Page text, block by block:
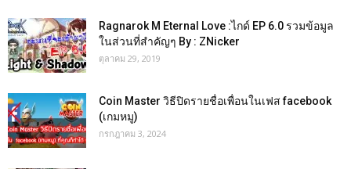
Ragnarok M Eternal Love :ไกด์ EP 6.0 รวมข้อมูล
ในส่วนที่สำคัญๆ By : ZNicker
ตุลาคม 29, 2019
Coin Master วิธีปิดรายชื่อเพื่อนในเฟส facebook
(เกมหมู)
กรกฎาคม 3, 2024